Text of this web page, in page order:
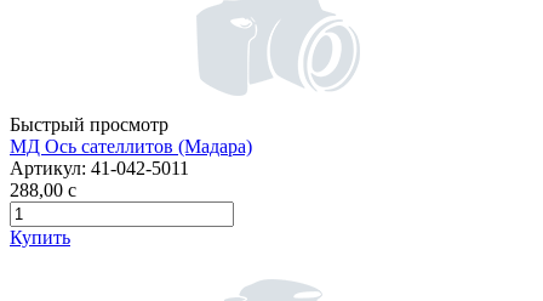
Быстрый просмотр
МД Ось сателлитов (Мадара)
Артикул: 41-042-5011
288,00 c
Купить